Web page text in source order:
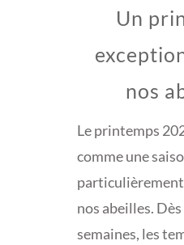
Un
nos
Le printemps
comme une
nos abeilles.
semaines, les